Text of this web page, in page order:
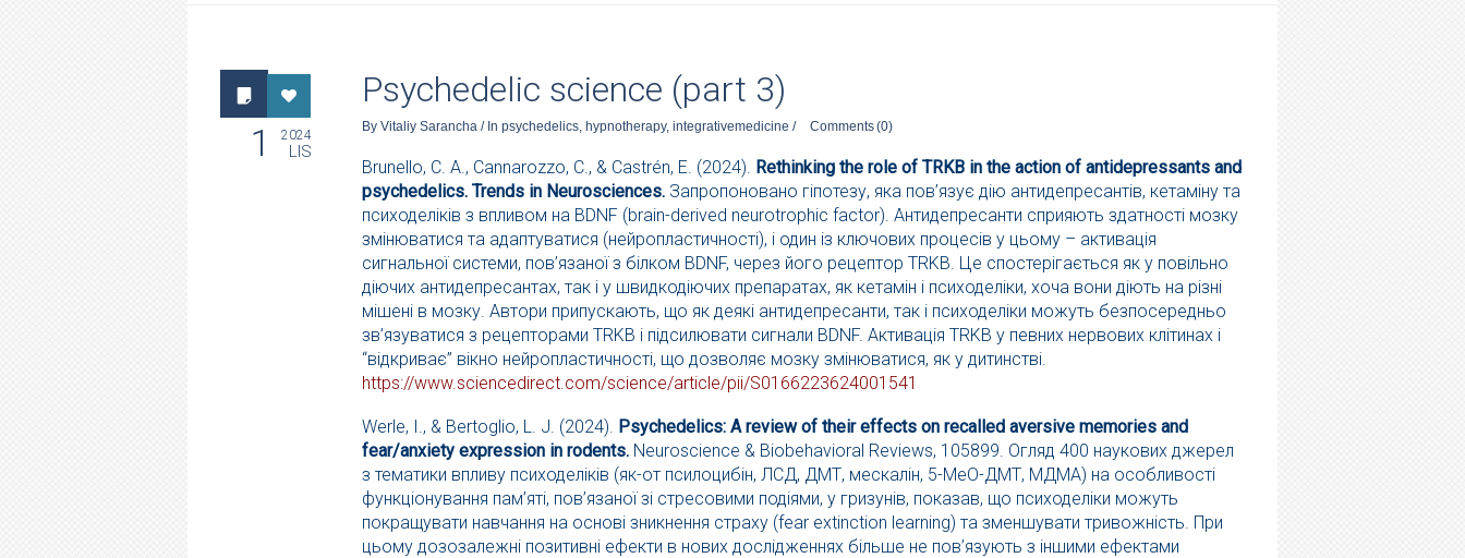
1 2024
LIS
Psychedelic science (part 3)
By Vitaliy Sarancha / In psychedelics, hypnotherapy, integrativemedicine / Comments(0)
Brunello, C. A., Cannarozzo, C., & Castrén, E. (2024). Rethinking the role of TRKB in the action of antidepressants and
psychedelics. Trends in Neurosciences. Запропоновано гіпотезу, яка пов’язує дію антидепресантів, кетаміну та
психоделіків з впливом на BDNF (brain-derived neurotrophic factor). Антидепресанти сприяють здатності мозку
змінюватися та адаптуватися (нейропластичності), і один із ключових процесів у цьому – активація
сигнальної системи, пов’язаної з білком BDNF, через його рецептор TRKB. Це спостерігається як у повільно
діючих антидепресантах, так і у швидкодіючих препаратах, як кетамін і психоделіки, хоча вони діють на різні
мішені в мозку. Автори припускають, що як деякі антидепресанти, так і психоделіки можуть безпосередньо
зв’язуватися з рецепторами TRKB і підсилювати сигнали BDNF. Активація TRKB у певних нервових клітинах і
“відкриває” вікно нейропластичності, що дозволяє мозку змінюватися, як у дитинстві.
https://www.sciencedirect.com/science/article/pii/S0166223624001541
Werle, I., & Bertoglio, L. J. (2024). Psychedelics: A review of their effects on recalled aversive memories and
fear/anxiety expression in rodents. Neuroscience & Biobehavioral Reviews, 105899. Огляд 400 наукових джерел
з тематики впливу психоделіків (як-от псилоцибін, ЛСД, ДМТ, мескалін, 5-МеО-ДМТ, МДМА) на особливості
функціонування пам’яті, пов’язаної зі стресовими подіями, у гризунів, показав, що психоделіки можуть
покращувати навчання на основі зникнення страху (fear extinction learning) та зменшувати тривожність. При
цьому дозозалежні позитивні ефекти в нових дослідженнях більше не пов’язують з іншими ефектами